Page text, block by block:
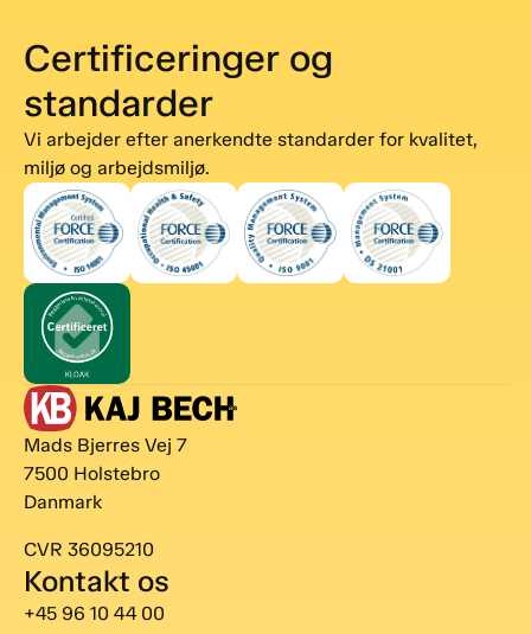
Certificeringer og
standarder
Vi arbejder efter anerkendte standarder for kvalitet,
miljø og arbejdsmiljø.
Mads Bjerres Vej 7
7500 Holstebro
Danmark
CVR 36095210
Kontakt os
+45 96 10 44 00